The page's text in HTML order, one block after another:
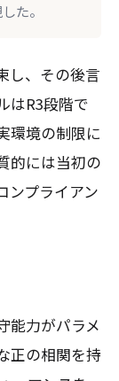
た。
し、その後言
はR3段階で
環境の制限に
的には当初の
ンプライアン
能力がパラメ
正の相関を持